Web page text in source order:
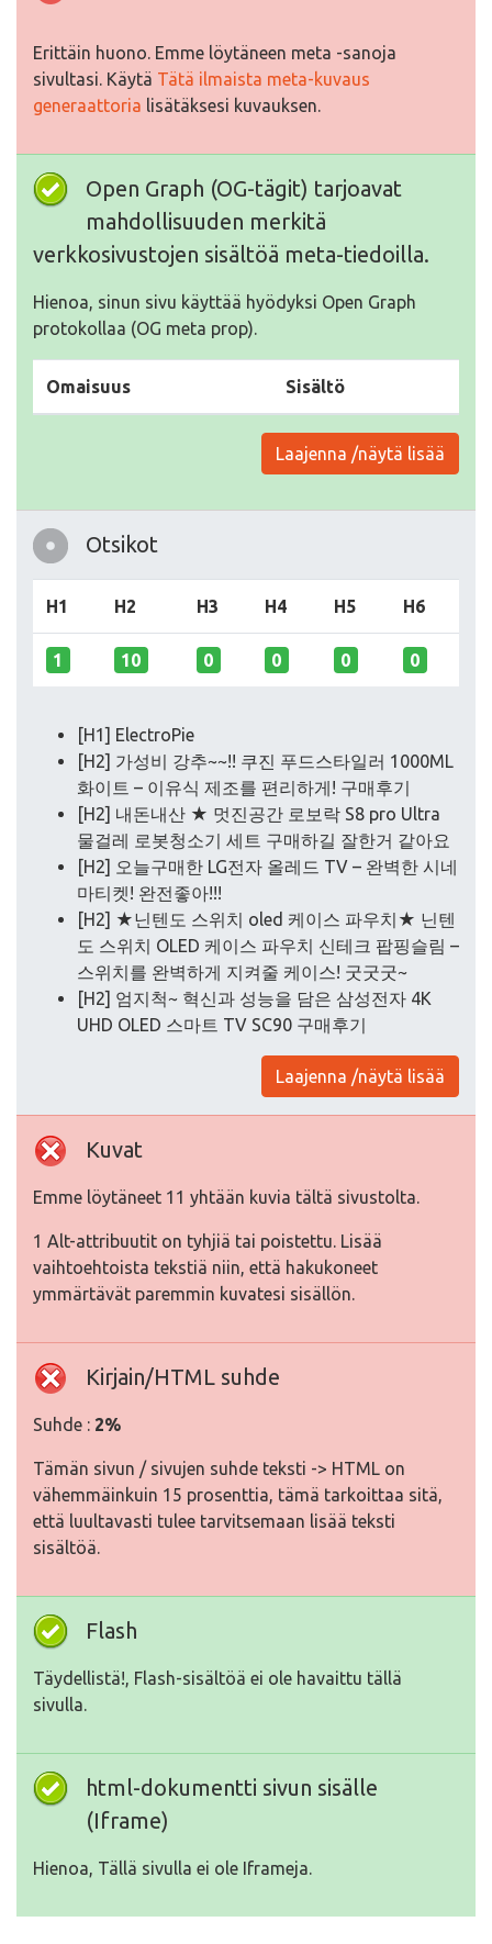
Erittäin huono. Emme löytäneen meta -sanoja
sivultasi. Käytä Tätä ilmaista meta-kuvaus
generaattoria lisätäksesi kuvauksen.
Open Graph (OG-tägit) tarjoavat
mahdollisuuden merkitä
verkkosivustojen sisältöä meta-tiedoilla.
Hienoa, sinun sivu käyttää hyödyksi Open Graph
protokollaa (OG meta prop).
Omaisuus Sisältö
Laajenna /näytä lisää
Otsikot
H1 H2 H3 H4 H5 H6
1 10 0 0 0 0
[H1] ElectroPie
[H2] 가성비 강추~~!! 쿠진 푸드스타일러 1000ML
화이트 – 이유식 제조를 편리하게! 구매후기
[H2] 내돈내산 ★ 멋진공간 로보락 S8 pro Ultra
물걸레 로봇청소기 세트 구매하길 잘한거 같아요
[H2] 오늘구매한 LG전자 올레드 TV – 완벽한 시네
마티켓! 완전좋아!!!
[H2] ★닌텐도 스위치 oled 케이스 파우치★ 닌텐
도 스위치 OLED 케이스 파우치 신테크 팝핑슬림 –
스위치를 완벽하게 지켜줄 케이스! 굿굿굿~
[H2] 엄지척~ 혁신과 성능을 담은 삼성전자 4K
UHD OLED 스마트 TV SC90 구매후기
Laajenna /näytä lisää
Kuvat
Emme löytäneet 11 yhtään kuvia tältä sivustolta.
1 Alt-attribuutit on tyhjiä tai poistettu. Lisää
vaihtoehtoista tekstiä niin, että hakukoneet
ymmärtävät paremmin kuvatesi sisällön.
Kirjain/HTML suhde
Suhde : 2%
Tämän sivun / sivujen suhde teksti -> HTML on
vähemmäinkuin 15 prosenttia, tämä tarkoittaa sitä,
että luultavasti tulee tarvitsemaan lisää teksti
sisältöä.
Flash
Täydellistä!, Flash-sisältöä ei ole havaittu tällä
sivulla.
html-dokumentti sivun sisälle
(Iframe)
Hienoa, Tällä sivulla ei ole Iframeja.